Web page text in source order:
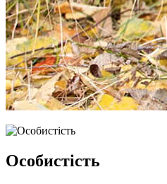
Особистість